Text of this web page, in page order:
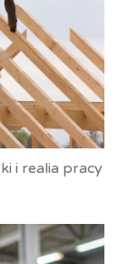
i realia pracy